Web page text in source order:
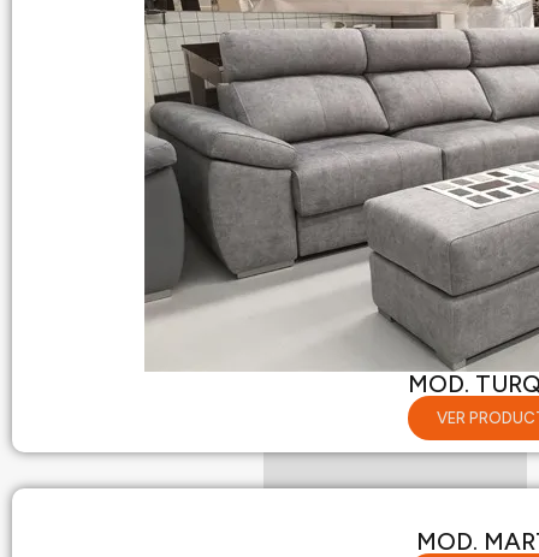
Hablamos
687 915 591
941 369 074
Escríbenos
info@mueblessivima.com
MOD.
VER
MOD.